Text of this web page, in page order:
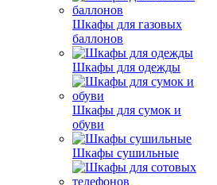
Шкафы для газовых
баллонов
Шкафы для одежды
Шкафы для сумок и
обуви
Шкафы сушильные